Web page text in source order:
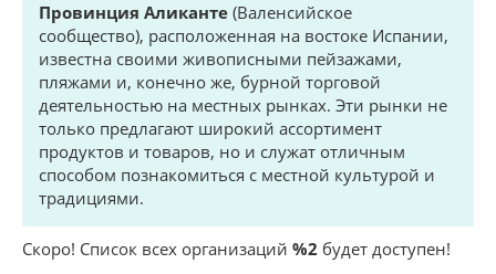
ПРЕДЛОЖЕНИЯ
СТАТЬИ
УСЛУГИ
Провинция Аликанте (Валенсийское
сообщество), расположенная на востоке Испании,
известна своими живописными пейзажами,
пляжами и, конечно же, бурной торговой
деятельностью на местных рынках. Эти рынки не
только предлагают широкий ассортимент
продуктов и товаров, но и служат отличным
способом познакомиться с местной культурой и
традициями.
Скоро! Список всех организаций %2 будет доступен!